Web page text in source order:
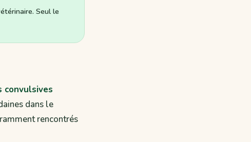
Seul le
convulsives
dans le
rencontrés